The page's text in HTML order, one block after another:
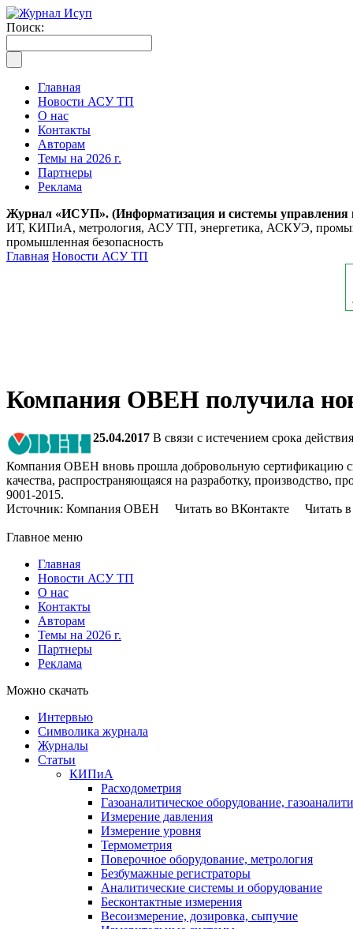
Поиск:
Главная
Новости АСУ ТП
О нас
Контакты
Авторам
Темы на 2026 г.
Партнеры
Реклама
Журнал «ИСУП». (Информатизация и системы
ИТ, КИПиА, метрология, АСУ ТП, энергетика, АСКУЭ,
промышленная безопасность
Главная Новости АСУ ТП
Компания ОВЕН получила
25.04.2017 В связи с истечением срока
Компания ОВЕН вновь прошла добровольную сертификацию
качества, распространяющаяся на разработку,
9001-2015.
Источник: Компания ОВЕН Читать во ВКонтакте Читать
Главное меню
Главная
Новости АСУ ТП
О нас
Контакты
Авторам
Темы на 2026 г.
Партнеры
Реклама
Можно скачать
Интервью
Символика журнала
Журналы
Статьи
КИПиА
Расходометрия
Газоаналитическое оборудование,
Измерение давления
Измерение уровня
Термометрия
Поверочное оборудование, метрология
Безбумажные регистраторы
Аналитические системы и оборудование
Бесконтактные измерения
Весоизмерение, дозировка, сыпучие